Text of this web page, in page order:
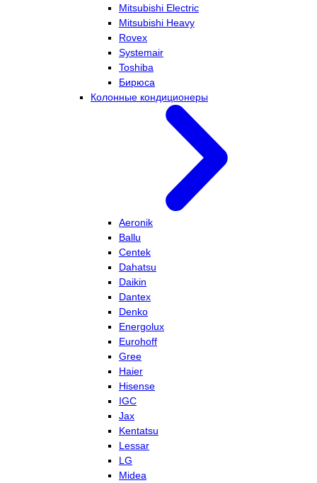
Mitsubishi Electric
Mitsubishi Heavy
Rovex
Systemair
Toshiba
Бирюса
Колонные кондиционеры
Aeronik
Ballu
Centek
Dahatsu
Daikin
Dantex
Denko
Energolux
Eurohoff
Gree
Haier
Hisense
IGC
Jax
Kentatsu
Lessar
LG
Midea